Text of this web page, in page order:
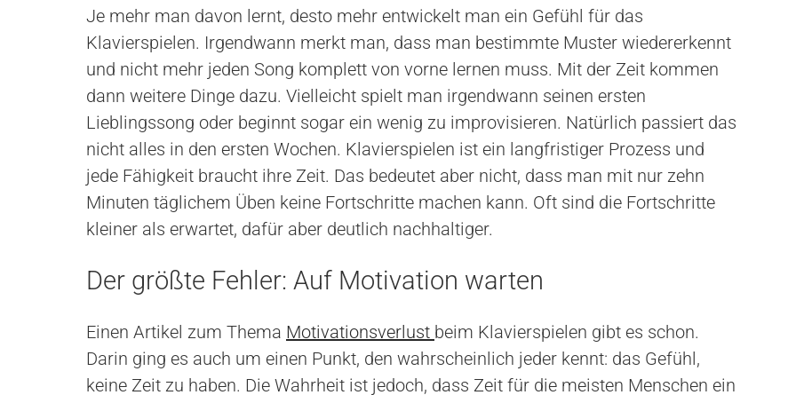
Je mehr man davon lernt, desto mehr entwickelt man ein Gefühl für das
Klavierspielen. Irgendwann merkt man, dass man bestimmte Muster wiedererkennt
und nicht mehr jeden Song komplett von vorne lernen muss. Mit der Zeit kommen
dann weitere Dinge dazu. Vielleicht spielt man irgendwann seinen ersten
Lieblingssong oder beginnt sogar ein wenig zu improvisieren. Natürlich passiert das
nicht alles in den ersten Wochen. Klavierspielen ist ein langfristiger Prozess und
jede Fähigkeit braucht ihre Zeit. Das bedeutet aber nicht, dass man mit nur zehn
Minuten täglichem Üben keine Fortschritte machen kann. Oft sind die Fortschritte
kleiner als erwartet, dafür aber deutlich nachhaltiger.
Der größte Fehler: Auf Motivation warten
Einen Artikel zum Thema Motivationsverlust beim Klavierspielen gibt es schon.
Darin ging es auch um einen Punkt, den wahrscheinlich jeder kennt: das Gefühl,
keine Zeit zu haben. Die Wahrheit ist jedoch, dass Zeit für die meisten Menschen ein